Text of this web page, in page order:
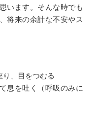
います。そんな時でも
将来の余計な不安やス
り、目をつむる
息を吐く（呼吸のみに